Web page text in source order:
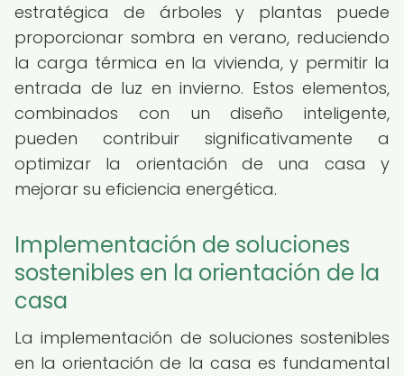
estratégica de árboles y plantas puede
proporcionar sombra en verano, reduciendo
la carga térmica en la vivienda, y permitir la
entrada de luz en invierno. Estos elementos,
combinados con un diseño inteligente,
pueden contribuir significativamente a
optimizar la orientación de una casa y
mejorar su eficiencia energética.
Implementación de soluciones
sostenibles en la orientación de la
casa
La implementación de soluciones sostenibles
en la orientación de la casa es fundamental